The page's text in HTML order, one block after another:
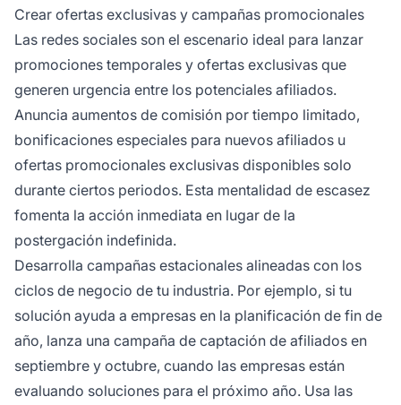
Crear ofertas exclusivas y campañas promocionales
Las redes sociales son el escenario ideal para lanzar
promociones temporales y ofertas exclusivas que
generen urgencia entre los potenciales afiliados.
Anuncia aumentos de comisión por tiempo limitado,
bonificaciones especiales para nuevos afiliados u
ofertas promocionales exclusivas disponibles solo
durante ciertos periodos. Esta mentalidad de escasez
fomenta la acción inmediata en lugar de la
postergación indefinida.
Desarrolla campañas estacionales alineadas con los
ciclos de negocio de tu industria. Por ejemplo, si tu
solución ayuda a empresas en la planificación de fin de
año, lanza una campaña de captación de afiliados en
septiembre y octubre, cuando las empresas están
evaluando soluciones para el próximo año. Usa las